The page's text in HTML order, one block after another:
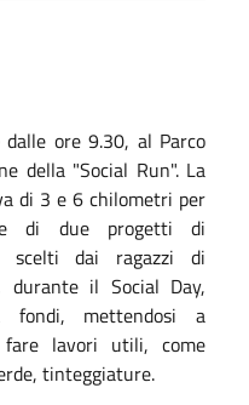
ore 9.30, al Parco
della "Social Run". La
di 3 e 6 chilometri per
di due progetti di
scelti dai ragazzi di
il Social Day,
fondi, mettendosi a
lavori utili, come
tinteggiature.